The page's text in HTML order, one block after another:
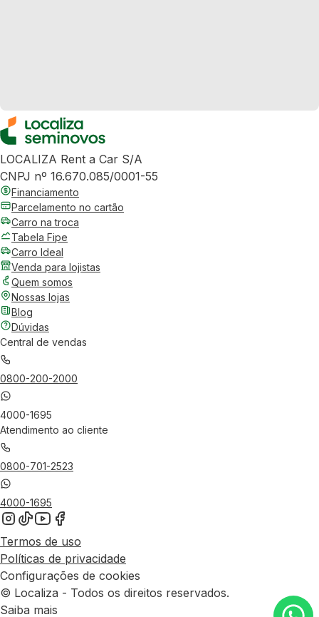
LOCALIZA Rent a Car S/A
CNPJ nº 16.670.085/0001-55
Financiamento
Parcelamento no cartão
Carro na troca
Tabela Fipe
Carro Ideal
Venda para lojistas
Quem somos
Nossas lojas
Blog
Dúvidas
Central de vendas
0800-200-2000
4000-1695
Atendimento ao cliente
0800-701-2523
4000-1695
Termos de uso
Políticas de privacidade
Configurações de cookies
© Localiza - Todos os direitos reservados.
Saiba mais